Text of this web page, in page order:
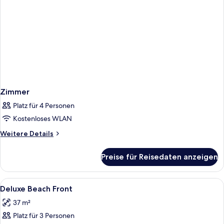
Zimmer
Platz für 4 Personen
Kostenloses WLAN
Weitere Details
Weitere
Preise für Reisedaten anzeigen
Alle
Fotos
für
Deluxe
Zimmersafe, Schreibtisch,
5
Deluxe Beach Front
37 m²
Platz für 3 Personen